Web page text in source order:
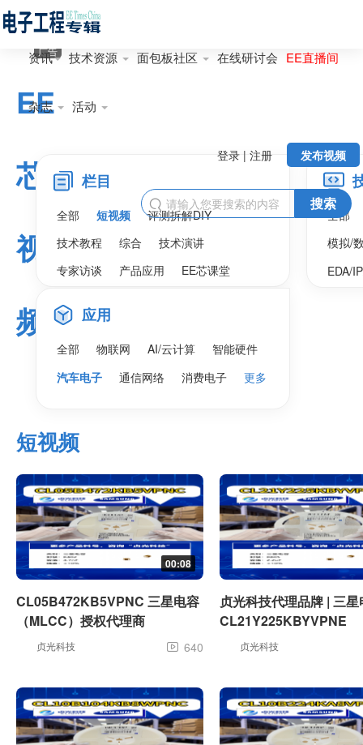
资讯 技术资源 面包板社区 在线研讨会 EE直播间
杂志 活动
发布视频
登录 | 注册
 搜索
EE
芯
视
频
广告
栏目
全部 短视频
评测拆解DIY
技术教程
综合
技术演讲
专家访谈
产品应用 EE芯课堂
全部
模拟/
EDA/
应用
全部 物联网 AI/云计算
智能硬件
汽车电子
通信网络 消费电子 更多
短视频
00:08
CL05B472KB5VPNC 三星电容
（MLCC）授权代理商
贞光科技  640
贞光科技代理品牌 | 三
CL21Y225KBYVPNE
贞光科技